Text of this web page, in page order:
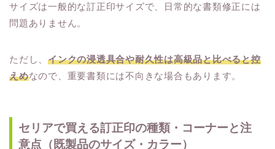
サイズは一般的な訂正印サイズで、日常的な書類修正には
問題ありません。
ただし、インクの浸透具合や耐久性は高級品と比べると控
えめなので、重要書類には不向きな場合もあります。
セリアで買える訂正印の種類・コーナーと注
意点（既製品のサイズ・カラー）